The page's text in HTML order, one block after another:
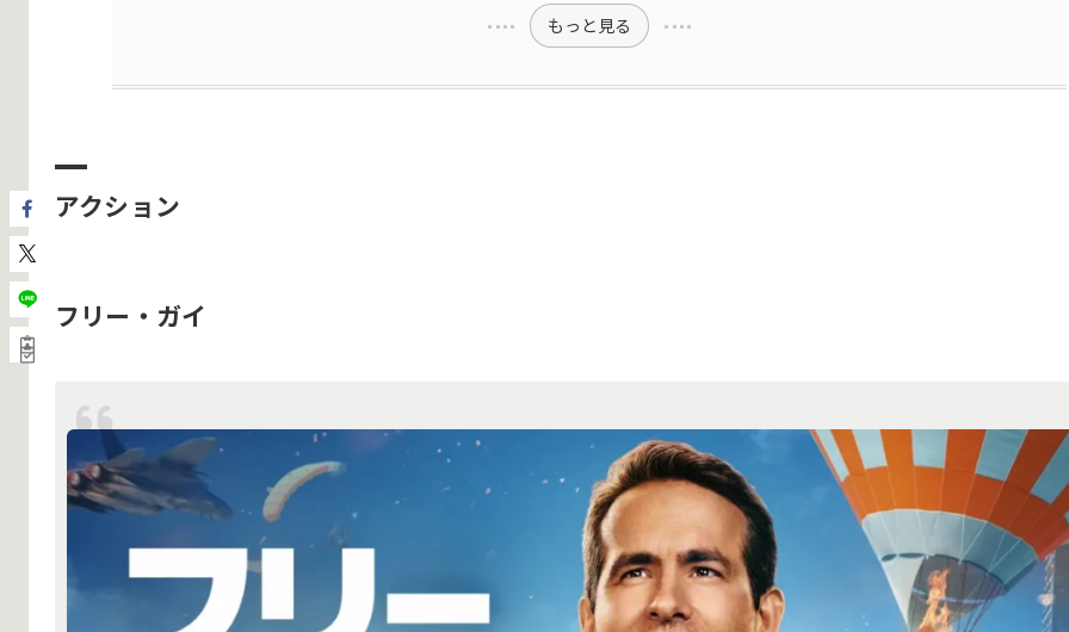
もっと見る
アクション
フリー・ガイ